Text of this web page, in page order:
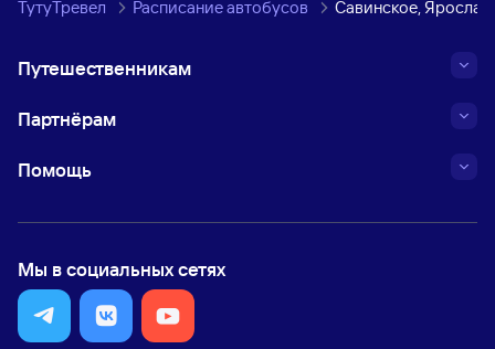
ТутуТревел Расписание автобусов Савинское,
Путешественникам
Партнёрам
Помощь
Мы в социальных сетях